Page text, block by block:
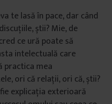
te lasă în pace, dar când
știi? Mie, de
ce ură poate să
intelectuală care
practica mea
ori că relații, ori că, știi?
explicația exterioară